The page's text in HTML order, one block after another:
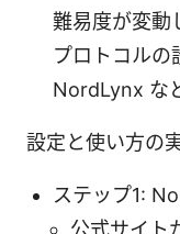
難易度が変動
プロトコル
NordLynx な
設定と使い方の
ステップ1:
公式サイト